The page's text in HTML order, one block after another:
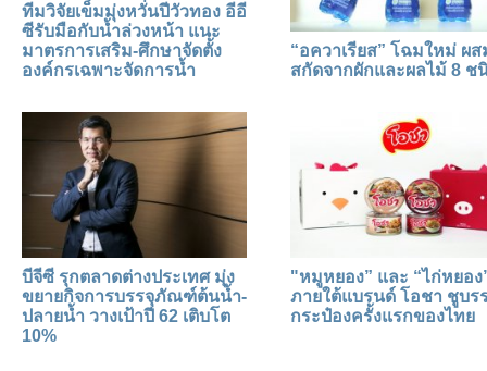
ทีมวิจัยเข็มมุ่งหวั่นปีวัวทอง อีอี
ซีรับมือกับน้ำล่วงหน้า แนะ
มาตรการเสริม-ศึกษาจัดตั้ง
องค์กรเฉพาะจัดการน้ำ
บีจีซี รุกตลาดต่างประเทศ มุ่ง
ขยายกิจการบรรจุภัณฑ์ต้นน้ำ-
ปลายน้ำ วางเป้าปี 62 เติบโต
10%
“อควาเรียส” โฉมใหม่ ผ
สกัดจากผักและผลไม้ 8 ช
"หมูหยอง” และ “ไก่หยอง
ภายใต้แบรนด์ โอชา ชูบร
กระป๋องครั้งแรกของไทย